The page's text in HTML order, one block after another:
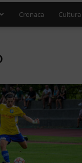
Cronaca Cultura